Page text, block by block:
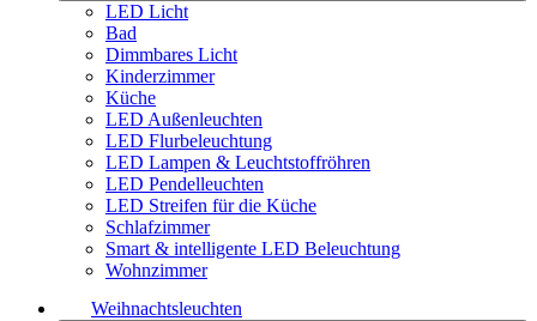
LED Licht
Bad
Dimmbares Licht
Kinderzimmer
Küche
LED Außenleuchten
LED Flurbeleuchtung
LED Lampen & Leuchtstoffröhren
LED Pendelleuchten
LED Streifen für die Küche
Schlafzimmer
Smart & intelligente LED Beleuchtung
Wohnzimmer
Weihnachtsleuchten